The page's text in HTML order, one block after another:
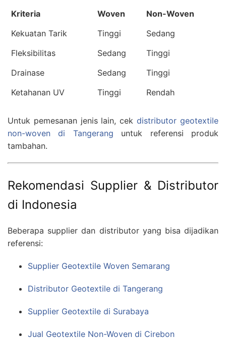
Kriteria Woven
Non-Woven
Kekuatan Tarik
Tinggi
Sedang
Fleksibilitas
Sedang
Tinggi
Drainase
Sedang
Tinggi
Ketahanan UV
Tinggi Rendah
Untuk pemesanan jenis lain, cekdistributor geotextile
non-woven di Tangerang untuk referensi produk
tambahan.
Rekomendasi Supplier & Distributor
di Indonesia
Beberapa supplier dan distributor yang bisa dijadikan
referensi:
Supplier Geotextile Woven Semarang
Distributor Geotextile di Tangerang
Supplier Geotextile di Surabaya
Jual Geotextile Non-Woven di Cirebon